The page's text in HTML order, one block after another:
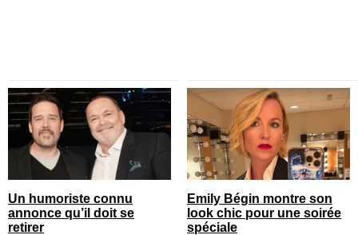
Un humoriste connu
annonce qu’il doit se
retirer
Emily Bégin montre son
look chic pour une soirée
spéciale